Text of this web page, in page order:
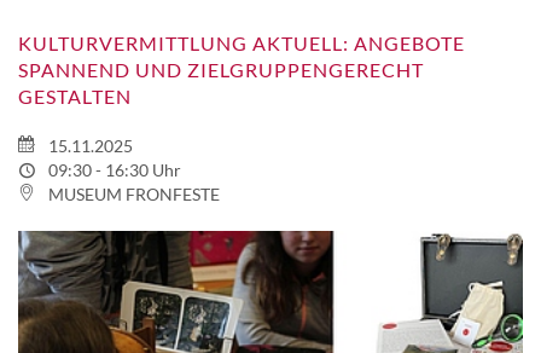
KULTURVERMITTLUNG AKTUELL: ANGEBOTE
SPANNEND UND ZIELGRUPPENGERECHT
GESTALTEN
15.11.2025
09:30 - 16:30 Uhr
MUSEUM FRONFESTE